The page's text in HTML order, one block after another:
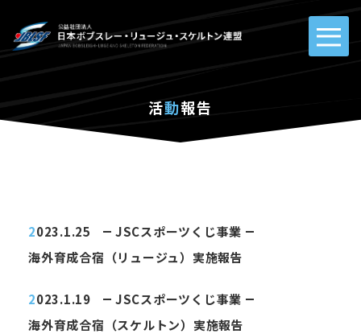
活動報告
2023.1.25
JSCスポーツくじ事業
海外育成合宿（リュージュ）実施報告
2023.1.19
JSCスポーツくじ事業
海外育成合宿（スケルトン）実施報告